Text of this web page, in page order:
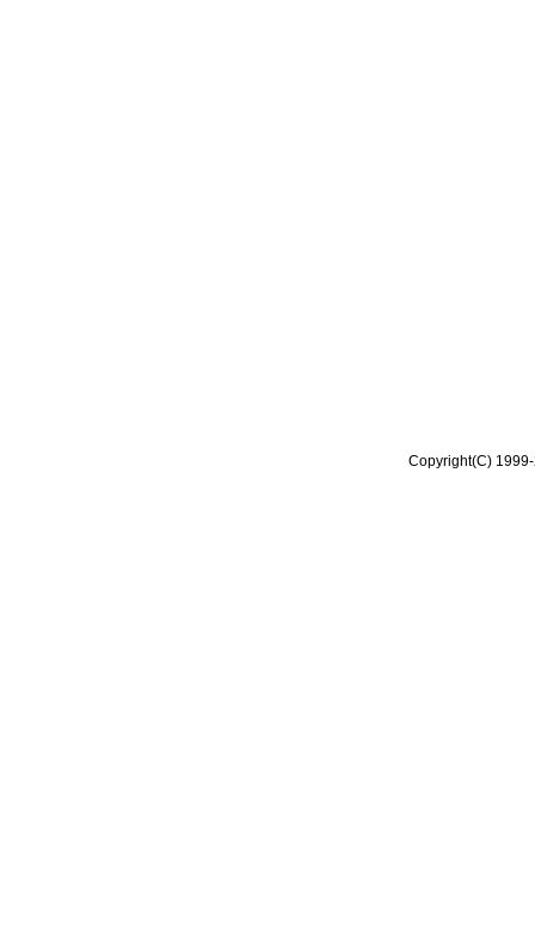
Copyright(C)